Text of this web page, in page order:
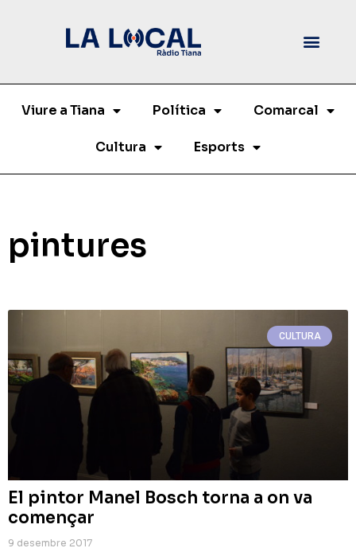
Viure a Tiana Política Comarcal
Cultura Esports
pintures
CULTURA
El pintor Manel Bosch torna a on va
començar
9 desembre 2017